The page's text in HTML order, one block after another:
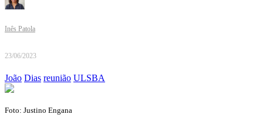
Inês Patola
23/06/2023
João Dias reunião ULSBA
Foto: Justino Engana